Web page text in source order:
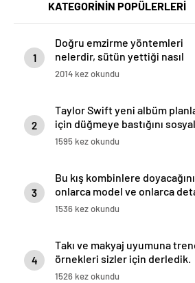
KATEGORİNİN POPÜLERLERİ
1
Doğru emzirme yöntemleri
nelerdir, sütün yettiği nasıl
anlaşılır?
2014 kez okundu
2
Taylor Swift yeni albüm
için düğmeye bastığını sosyal
medyadan duyurdu!
1595 kez okundu
3
Bu kış kombinlere
onlarca model ve onlarca
1536 kez okundu
4
Takı ve makyaj uyumuna
örnekleri sizler için derledik.
1526 kez okundu